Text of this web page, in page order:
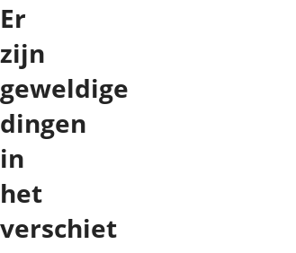
Er
zijn
geweldige
dingen
in
het
verschiet